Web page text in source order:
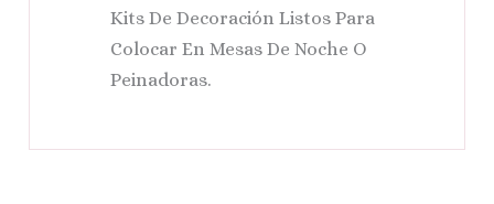
Kits De Decoración Listos Para
Colocar En Mesas De Noche O
Peinadoras.